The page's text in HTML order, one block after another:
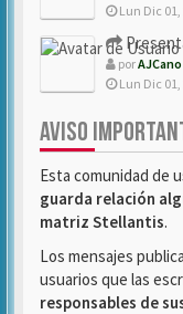
Lun Dic 01,
porAJCano
Lun Dic 01,
AVISO
Esta comunidad de
guarda relación
matriz Stellantis.
Los mensajes
usuarios que las
responsables de